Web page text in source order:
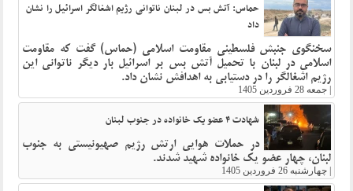
حماس: آتش بس در لبنان ناتوانی رژیم اشغالگر اسرائیل را نشان
داد
سخنگوی جنبش فلسطینی مقاومت اسلامی (حماس) گفت که مقاومت
اسلامی در لبنان با تحمیل آتش بس بر اسرائیل بار دیگر ناتوانی این
رژیم اشغالگر را در دستیابی به اهدافش نشان داد.
جمعه 28 فروردین 1405
شهادت ۴ عضو یک خانواده در جنوب لبنان
در حملات هوایی ارتش رژیم صهیونیستی به جنوب
لبنان، چهار عضو یک خانواده شهید شدند.
چهارشنبه 26 فروردین 1405